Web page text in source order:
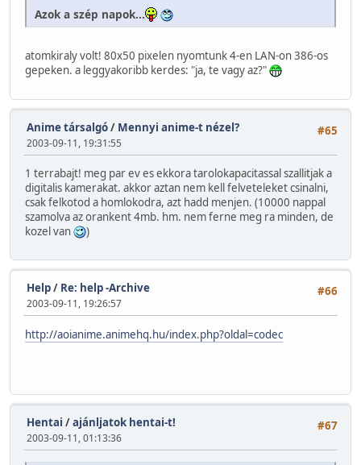
Azok a szép napok...
atomkiraly volt! 80x50 pixelen nyomtunk 4-en LAN-on 386-os
gepeken. a leggyakoribb kerdes: "ja, te vagy az?"
#65
Anime társalgó/ Mennyi anime-t nézel?
2003-09-11, 19:31:55
1 terrabajt! meg par ev es ekkora tarolokapacitassal szallitjak a
digitalis kamerakat. akkor aztan nem kell felveteleket csinalni,
csak felkotod a homlokodra, azt hadd menjen. (10000 nappal
szamolva az orankent 4mb. hm. nem ferne meg ra minden, de
kozel van
)
#66
Help/ Re: help -Archive
2003-09-11, 19:26:57
http://aoianime.animehq.hu/index.php?oldal=codec
#67
Hentai /ajánljatok hentai-t!
2003-09-11, 01:13:36